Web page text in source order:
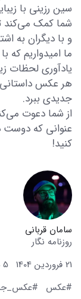
سین رزینی با
شما کمک می‌کند
و با دیگران به
ما امیدواریم که
یادآوری لحظات
هر عکس داستانی
جدیدی ببرد.
از شما دعوت
عنوانی که دوست
کنید!
سامان قربانی
روزنامه نگار
21 فروردین 1404
5 دقیقه زمان مطالعه
#عکس